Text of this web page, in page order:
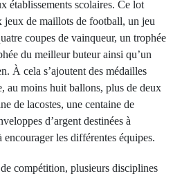
établissements scolaires. Ce lot
jeux de maillots de football, un jeu
coupes de vainqueur, un trophée
du meilleur buteur ainsi qu’un
À cela s’ajoutent des médailles
au moins huit ballons, plus de deux
de lacostes, une centaine de
d’argent destinées à
encourager les différentes équipes.
compétition, plusieurs disciplines